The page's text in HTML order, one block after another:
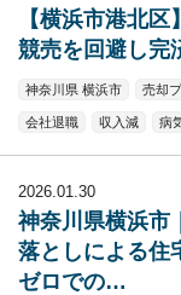
【横浜市港北
競売を回避し完
神奈川県 横浜市 売却
会社退職 収入減 病
2026.01.30
神奈川県横浜市
落としによる住
ゼロでの…